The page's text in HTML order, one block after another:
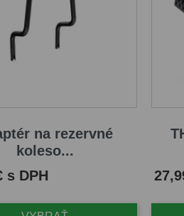
na rezervné
koleso...
s DPH Cena